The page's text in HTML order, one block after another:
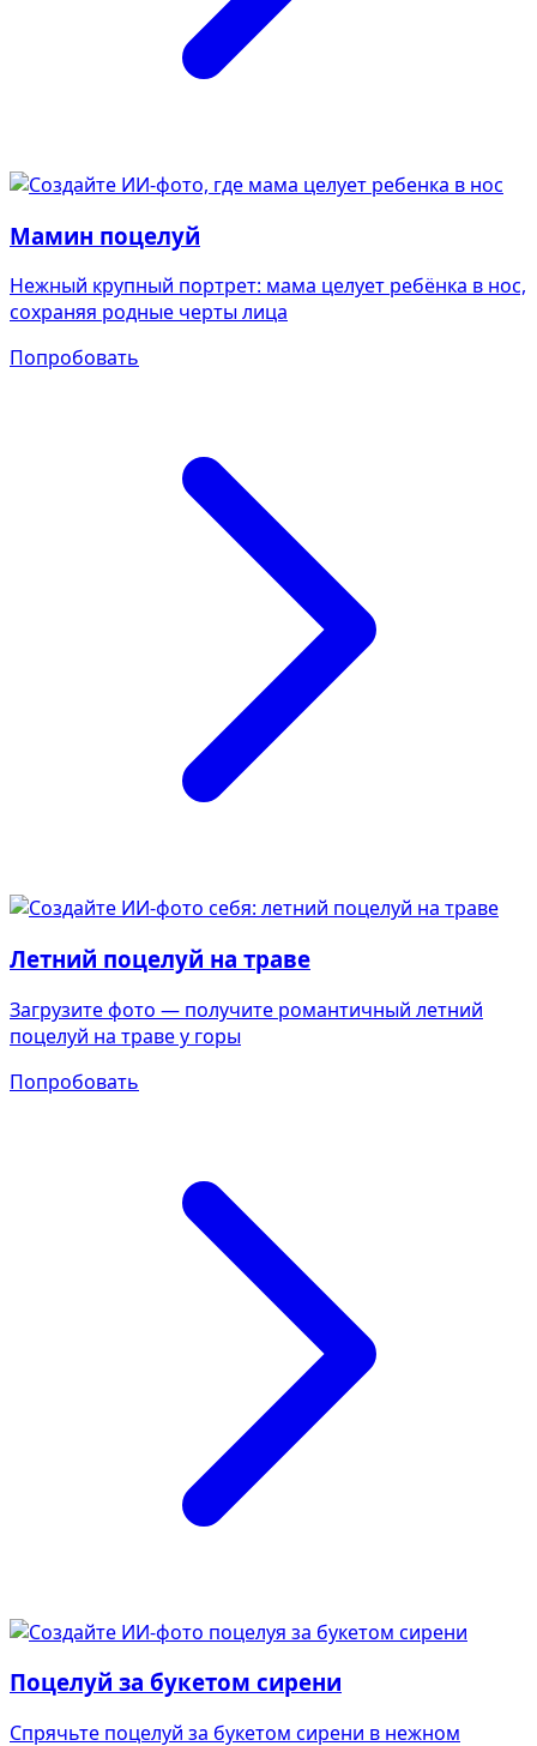
Мамин поцелуй
Нежный крупный портрет: мама целует ребёнка в нос,
сохраняя родные черты лица
Попробовать
Летний поцелуй на траве
Загрузите фото — получите романтичный летний
поцелуй на траве у горы
Попробовать
Поцелуй за букетом сирени
Спрячьте поцелуй за букетом сирени в нежном